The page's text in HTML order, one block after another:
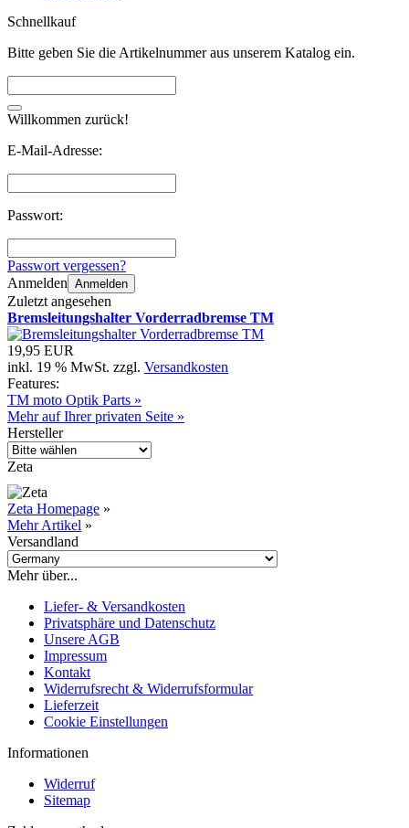
Schnellkauf
Bitte geben Sie die Artikelnummer aus unserem Katalog ein.
Willkommen zurück!
E-Mail-Adresse:
Passwort:
Passwort vergessen?
Anmelden Anmelden
Zuletzt angesehen
Bremsleitungshalter Vorderradbremse TM
19,95 EUR
inkl. 19 % MwSt. zzgl. Versandkosten
Features:
TM moto Optik Parts »
Mehr auf Ihrer privaten Seite »
Hersteller
Zeta
Zeta Homepage »
Mehr Artikel »
Versandland
Mehr über...
Liefer- & Versandkosten
Privatsphäre und Datenschutz
Unsere AGB
Impressum
Kontakt
Widerrufsrecht & Widerrufsformular
Lieferzeit
Cookie Einstellungen
Informationen
Widerruf
Sitemap